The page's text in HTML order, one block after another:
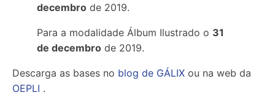
decembro de 2019.
Para a modalidade Álbum Ilustrado o 31
de decembro de 2019.
Descarga as bases no blog de GÁLIX ou na web da
OEPLI .